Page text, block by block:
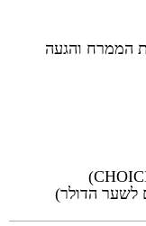
הממרח והגעה
לשער הדולר)